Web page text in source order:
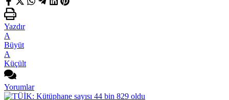
Yazdır
A
Büyüt
A
Küçült
Yorumlar